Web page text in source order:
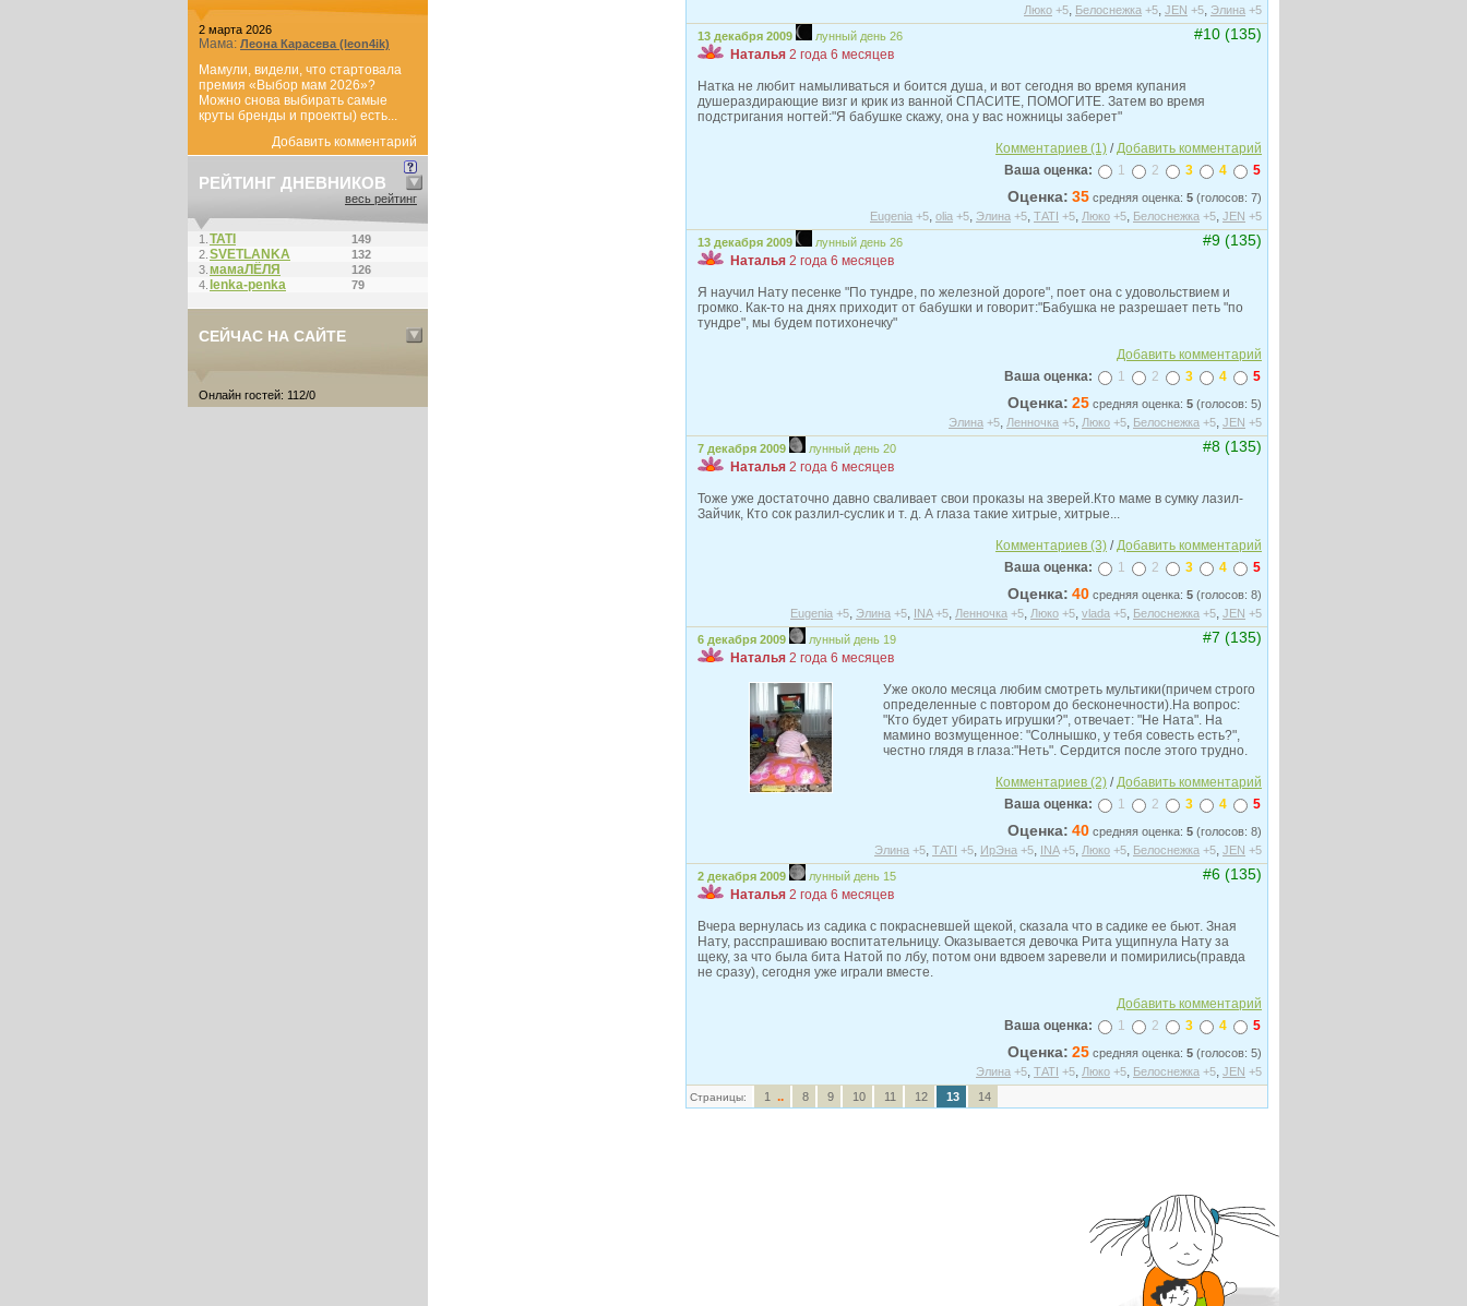
2 марта 2026
Мама: Леона Карасева (leon4ik)
Мамули, видели, что стартовала
премия «Выбор мам 2026»?
Можно снова выбирать самые
круты бренды и проекты) есть...
Добавить комментарий
РЕЙТИНГ ДНЕВНИКОВ
весь рейтинг
1. ТАТI
149
2. SVETLANKA
132
3. мамаЛЁЛЯ
126
4. lenka-penka 79
СЕЙЧАС НА САЙТЕ
Онлайн гостей: 112/0
Люко +5, Белоснежка +5, JEN +5, Элина +5
13 декабря 2009
лунный день 26 #10 (135)
Наталья 2 года 6 месяцев
Натка не любит намыливаться и боится душа, и вот сегодня во время купания
душераздирающие визг и крик из ванной СПАСИТЕ, ПОМОГИТЕ. Затем во время
подстригания ногтей:"Я бабушке скажу, она у вас ножницы заберет"
Комментариев (1) /Добавить комментарий
Ваша оценка:
1 2 3 4 5
Оценка: 35 средняя оценка: 5 (голосов: 7)
Eugenia +5, olia +5, Элина +5, ТАТI +5, Люко +5, Белоснежка +5, JEN +5
13 декабря 2009
лунный день 26 #9 (135)
Наталья 2 года 6 месяцев
Я научил Нату песенке "По тундре, по железной дороге", поет она с удовольствием и
громко. Как-то на днях приходит от бабушки и говорит:"Бабушка не разрешает петь "по
тундре", мы будем потихонечку"
Добавить комментарий
Ваша оценка:
1 2 3 4 5
Оценка: 25 средняя оценка: 5 (голосов: 5)
Элина +5, Ленночка +5, Люко +5, Белоснежка +5, JEN +5
7 декабря 2009
лунный день 20 #8 (135)
Наталья 2 года 6 месяцев
Тоже уже достаточно давно сваливает свои проказы на зверей.Кто маме в сумку лазил-
Зайчик, Кто сок разлил-суслик и т. д. А глаза такие хитрые, хитрые...
Комментариев (3) /Добавить комментарий
Ваша оценка:
1 2 3 4 5
Оценка: 40 средняя оценка: 5 (голосов: 8)
Eugenia +5, Элина +5, INA +5, Ленночка +5, Люко +5, vlada +5, Белоснежка +5, JEN +5
6 декабря 2009
лунный день 19 #7 (135)
Наталья 2 года 6 месяцев
Уже около месяца любим смотреть мультики(причем строго
определенные с повтором до бесконечности).На вопрос:
"Кто будет убирать игрушки?", отвечает: "Не Ната". На
мамино возмущенное: "Солнышко, у тебя совесть есть?",
честно глядя в глаза:"Неть". Сердится после этого трудно.
Комментариев (2) /Добавить комментарий
Ваша оценка:
1 2 3 4 5
Оценка: 40 средняя оценка: 5 (голосов: 8)
Элина +5, ТАТI +5, ИрЭна +5, INA +5, Люко +5, Белоснежка +5, JEN +5
2 декабря 2009
лунный день 15 #6 (135)
Наталья 2 года 6 месяцев
Вчера вернулась из садика с покрасневшей щекой, сказала что в садике ее бьют. Зная
Нату, расспрашиваю воспитательницу. Оказывается девочка Рита ущипнула Нату за
щеку, за что была бита Натой по лбу, потом они вдвоем заревели и помирились(правда
не сразу), сегодня уже играли вместе.
Добавить комментарий
Ваша оценка:
1 2 3 4 5
Оценка: 25 средняя оценка: 5 (голосов: 5)
Элина +5, ТАТI +5, Люко +5, Белоснежка +5, JEN +5
Страницы: 1 .. 8 9 10 11 12 13 14